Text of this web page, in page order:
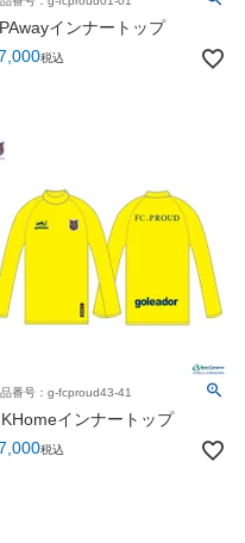
インナートップ
税込
番号：g-fcproud43-41
インナートップ
税込